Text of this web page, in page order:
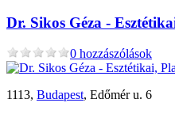
Dr. Sikos Géza -
0 hozzászólások
1113, Budapest, Edőmér u. 6